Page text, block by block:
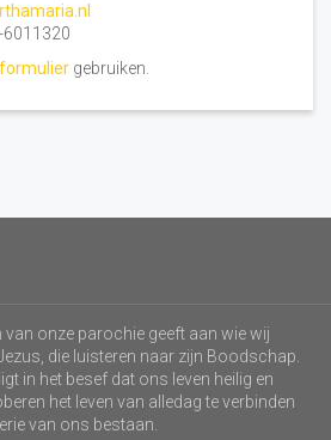
gebruiken.
van onze parochie geeft aan wie wij
die luisteren naar zijn Boodschap.
in het besef dat ons leven heilig en
het leven van alledag te verbinden
van ons bestaan.